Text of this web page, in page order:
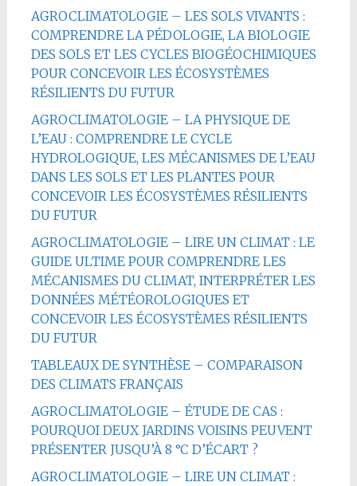
AGROCLIMATOLOGIE – LES SOLS VIVANTS :
COMPRENDRE LA PÉDOLOGIE, LA BIOLOGIE
DES SOLS ET LES CYCLES BIOGÉOCHIMIQUES
POUR CONCEVOIR LES ÉCOSYSTÈMES
RÉSILIENTS DU FUTUR
AGROCLIMATOLOGIE – LA PHYSIQUE DE
L’EAU : COMPRENDRE LE CYCLE
HYDROLOGIQUE, LES MÉCANISMES DE L’EAU
DANS LES SOLS ET LES PLANTES POUR
CONCEVOIR LES ÉCOSYSTÈMES RÉSILIENTS
DU FUTUR
AGROCLIMATOLOGIE – LIRE UN CLIMAT : LE
GUIDE ULTIME POUR COMPRENDRE LES
MÉCANISMES DU CLIMAT, INTERPRÉTER LES
DONNÉES MÉTÉOROLOGIQUES ET
CONCEVOIR LES ÉCOSYSTÈMES RÉSILIENTS
DU FUTUR
TABLEAUX DE SYNTHÈSE – COMPARAISON
DES CLIMATS FRANÇAIS
AGROCLIMATOLOGIE – ÉTUDE DE CAS :
POURQUOI DEUX JARDINS VOISINS PEUVENT
PRÉSENTER JUSQU’À 8 °C D’ÉCART ?
AGROCLIMATOLOGIE – LIRE UN CLIMAT :